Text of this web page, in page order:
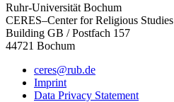
Ruhr-Universität Bochum
CERES–Center for Religious Studies
Building GB / Postfach 157
44721 Bochum
ceres@rub.de
Imprint
Data Privacy Statement